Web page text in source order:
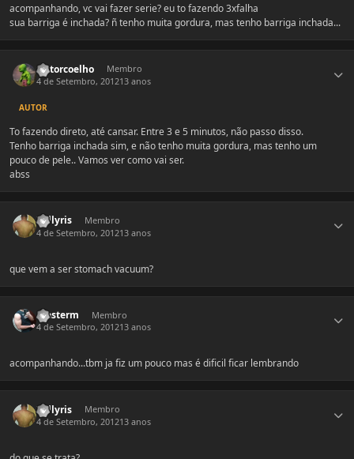
acompanhando, vc vai fazer serie? eu to fazendo 3xfalha
sua barriga é inchada? ñ tenho muita gordura, mas tenho barriga inchada...
victorcoelho
Membro
4 de Setembro, 201213 anos
AUTOR
To fazendo direto, até cansar. Entre 3 e 5 minutos, não passo disso.
Tenho barriga inchada sim, e não tenho muita gordura, mas tenho um
pouco de pele.. Vamos ver como vai ser.
abss
Vallyris
Membro
4 de Setembro, 201213 anos
que vem a ser stomach vacuum?
masterm
Membro
4 de Setembro, 201213 anos
acompanhando...tbm ja fiz um pouco mas é dificil ficar lembrando
Vallyris
Membro
4 de Setembro, 201213 anos